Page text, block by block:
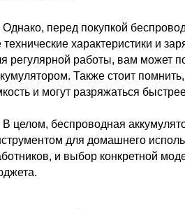
Однако, перед покупкой
технические характеристики и
регулярной работы, вам может
Также стоит
и могут разряжаться
В целом, беспроводная
для домашнего
и выбор конкретной